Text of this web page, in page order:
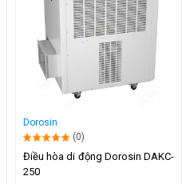
Dorosin
(0)
Điều hòa di động Dorosin DAKC-
250